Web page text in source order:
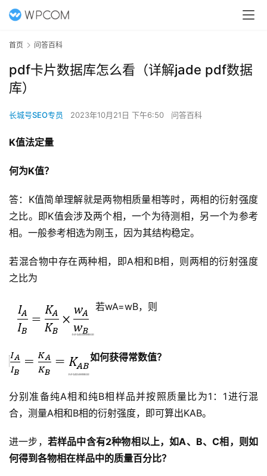
首页 问答百科
pdf卡片数据库怎么看（详解jade pdf数据
库）
长城号SEO专员 2023年10月21日 下午6:50 问答百科
K值法定量
何为K值？
答：K值简单理解就是两物相质量相等时，两相的衍射强度
之比。即K值会涉及两个相，一个为待测相，另一个为参考
相。一般参考相选为刚玉，因为其结构稳定。
若混合物中存在两种相，即A相和B相，则两相的衍射强度
之比为
若wA=wB，则
如何获得常数值？
分别准备纯A相和纯B相样品并按照质量比为1：1进行混
合，测量A相和B相的衍射强度，即可算出KAB。
进一步， 若样品中含有2种物相以上，如A、B、C相，则如
何得到各物相在样品中的质量百分比？